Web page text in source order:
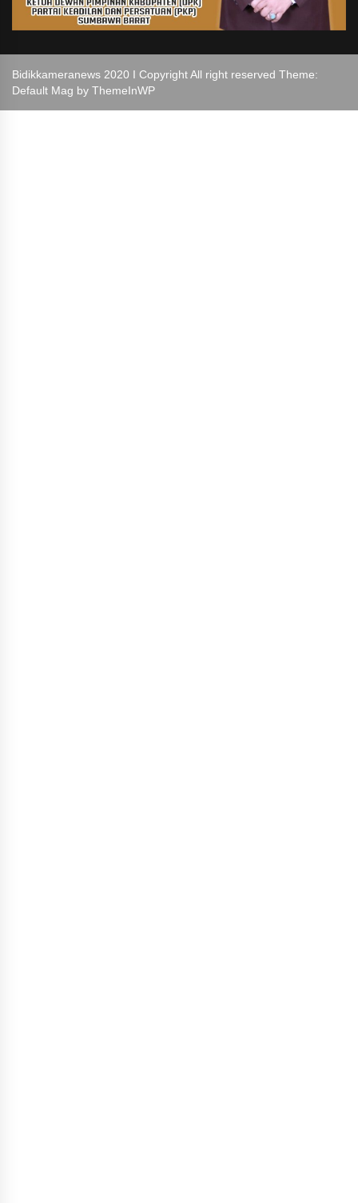
Bidikkameranews 2020 I Copyright All right reserved Theme:
Default Mag by ThemeInWP